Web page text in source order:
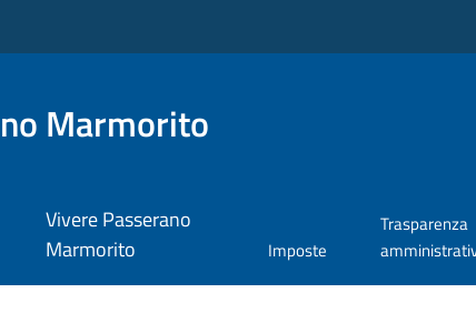
Marmorito
Vivere Passerano
Marmorito
Imposte
Trasparenza